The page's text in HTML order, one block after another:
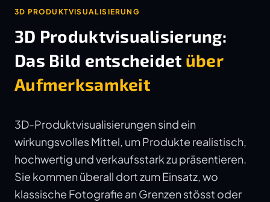
3D PRODUKTVISUALISIERUNG
3D Produktvisualisierung:
Das Bild entscheidet über
Aufmerksamkeit
3D-Produktvisualisierungen sind ein
wirkungsvolles Mittel, um Produkte realistisch,
hochwertig und verkaufsstark zu präsentieren.
Sie kommen überall dort zum Einsatz, wo
klassische Fotografie an Grenzen stösst oder